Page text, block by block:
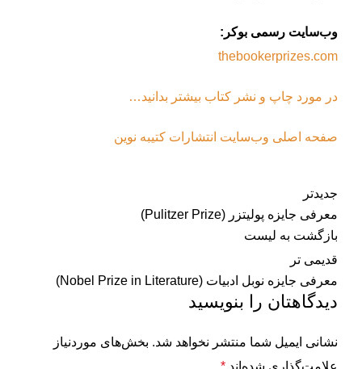
وب‌سایت رسمی بوکر:
thebookerprizes.com
در مورد چاپ و نشر کتاب بیشتر بدانید…
صفحه اصلی وب‌سایت انتشارات کتیبه نوین
جدیدتر
معرفی جایزه پولیتزر (Pulitzer Prize)
بازگشت به لیست
قدیمی تر
معرفی جایزه نوبل ادبیات (Nobel Prize in Literature)
دیدگاهتان را بنویسید
نشانی ایمیل شما منتشر نخواهد شد. بخش‌های موردنیاز
علامت‌گذاری شده‌اند *